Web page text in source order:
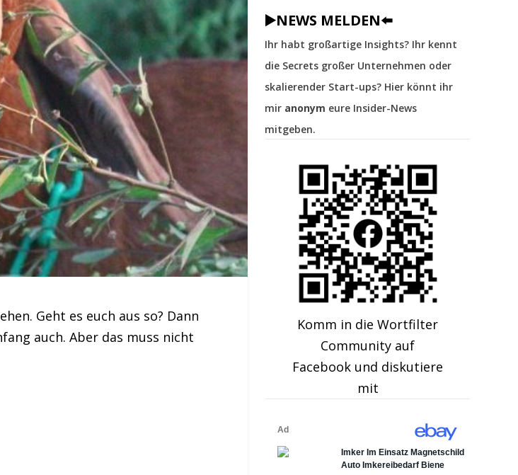
Geht es euch aus so? Dann
auch. Aber das muss nicht
▶️NEWS MELDEN⬅️
Ihr habt großartige Insights? Ihr kennt
die Secrets großer Unternehmen oder
skalierender Start-ups? Hier könnt ihr
mir anonym eure Insider-News
mitgeben.
Komm in die Wortfilter
Community auf
Facebook und diskutiere
mit